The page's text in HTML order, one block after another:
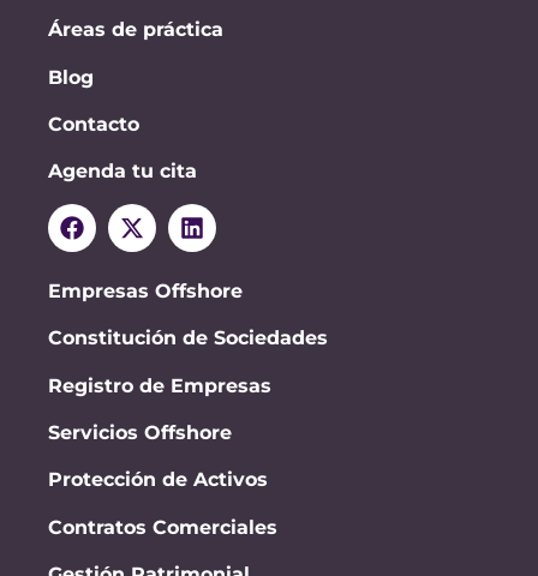
Áreas de práctica
Blog
Contacto
Agenda tu cita
Empresas Offshore
Constitución de Sociedades
Registro de Empresas
Servicios Offshore
Protección de Activos
Contratos Comerciales